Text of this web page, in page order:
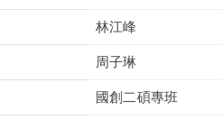
林江峰
周子琳
國創二碩專班